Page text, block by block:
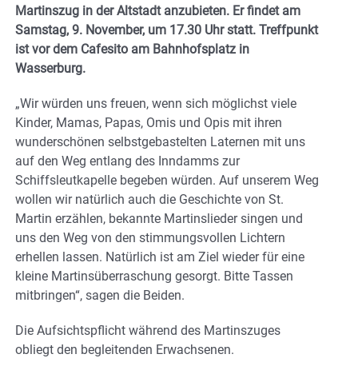
Martinszug in der Altstadt anzubieten. Er findet am
Samstag, 9. November, um 17.30 Uhr statt. Treffpunkt
ist vor dem Cafesito am Bahnhofsplatz in
Wasserburg.
„Wir würden uns freuen, wenn sich möglichst viele
Kinder, Mamas, Papas, Omis und Opis mit ihren
wunderschönen selbstgebastelten Laternen mit uns
auf den Weg entlang des Inndamms zur
Schiffsleutkapelle begeben würden. Auf unserem Weg
wollen wir natürlich auch die Geschichte von St.
Martin erzählen, bekannte Martinslieder singen und
uns den Weg von den stimmungsvollen Lichtern
erhellen lassen. Natürlich ist am Ziel wieder für eine
kleine Martinsüberraschung gesorgt. Bitte Tassen
mitbringen“, sagen die Beiden.
Die Aufsichtspflicht während des Martinszuges
obliegt den begleitenden Erwachsenen.